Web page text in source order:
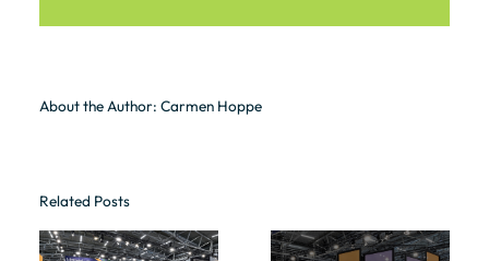
About the Author: Carmen Hoppe
Related Posts